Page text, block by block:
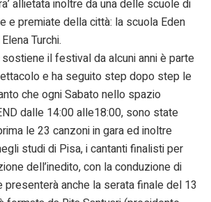
allietata inoltre da una delle scuole di
e premiate della città: la scuola Eden
Turchi.
il festival da alcuni anni è parte
e ha seguito step dopo step le
che ogni Sabato nello spazio
dalle 14:00 alle18:00, sono state
le 23 canzoni in gara ed inoltre
studi di Pisa, i cantanti finalisti per
dell’inedito, con la conduzione di
presenterà anche la serata finale del 13